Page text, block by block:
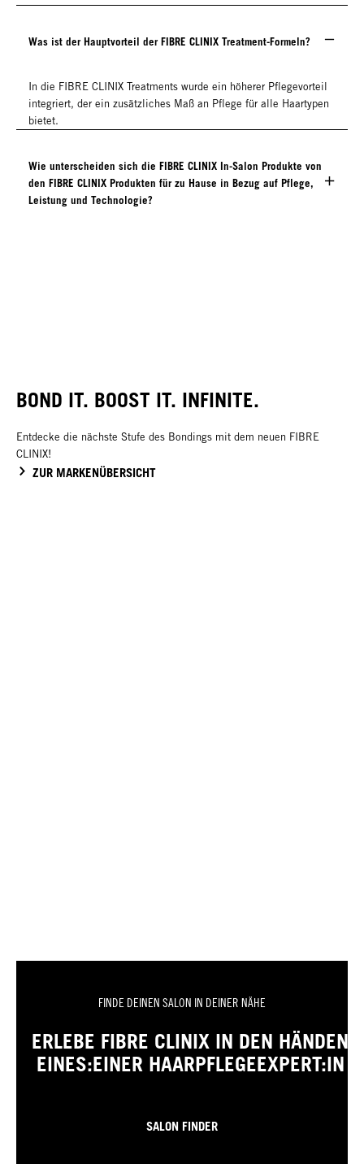
Was ist der Hauptvorteil der FIBRE CLINIX Treatment-Formeln?
In die FIBRE CLINIX Treatments wurde ein höherer Pflegevorteil
integriert, der ein zusätzliches Maß an Pflege für alle Haartypen
bietet.
Wie unterscheiden sich die FIBRE CLINIX In-Salon Produkte von
den FIBRE CLINIX Produkten für zu Hause in Bezug auf Pflege,
Leistung und Technologie?
BOND IT. BOOST IT. INFINITE.
Entdecke die nächste Stufe des Bondings mit dem neuen FIBRE
CLINIX!
ZUR MARKENÜBERSICHT
FINDE DEINEN SALON IN DEINER NÄHE
ERLEBE FIBRE CLINIX IN DEN HÄNDEN
EINES:EINER HAARPFLEGEEXPERT:IN
SALON FINDER